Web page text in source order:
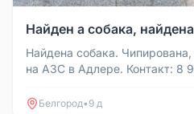
Найден а собака,
Найдена собака.
на АЗС в Адлере. Контакт: 8
Белгород• 9 д